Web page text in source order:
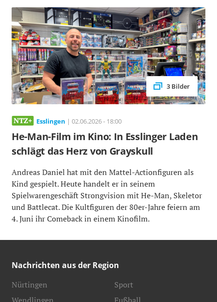
3 Bilder
Esslingen | 02.06.2026 - 18:00
He-Man-Film im Kino: In Esslinger Laden
schlägt das Herz von Grayskull
Andreas Daniel hat mit den Mattel-Actionfiguren als
Kind gespielt. Heute handelt er in seinem
Spielwarengeschäft Strongvision mit He-Man, Skeletor
und Battlecat. Die Kultfiguren der 80er-Jahre feiern am
4. Juni ihr Comeback in einem Kinofilm.
Nachrichten aus der Region
Nürtingen
Sport